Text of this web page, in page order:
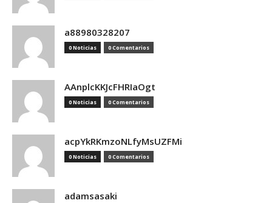
a88980328207
0 Noticias 0 Comentarios
AAnplcKKJcFHRIaOgt
0 Noticias 0 Comentarios
acpYkRKmzoNLfyMsUZFMi
0 Noticias 0 Comentarios
adamsasaki